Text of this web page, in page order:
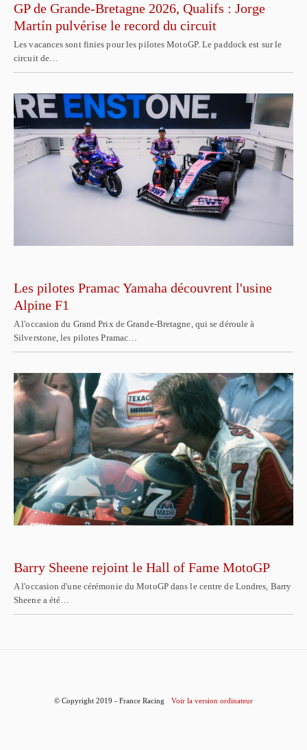
GP de Grande-Bretagne 2026, Qualifs : Jorge
Martín pulvérise le record du circuit
Les vacances sont finies pour les pilotes MotoGP. Le paddock est sur le
circuit de…
Les pilotes Pramac Yamaha découvrent l'usine
Alpine F1
A l'occasion du Grand Prix de Grande-Bretagne, qui se déroule à
Silverstone, les pilotes Pramac…
Barry Sheene rejoint le Hall of Fame MotoGP
A l'occasion d'une cérémonie du MotoGP dans le centre de Londres, Barry
Sheene a été…
© Copyright 2019 - France Racing Voir la version ordinateur